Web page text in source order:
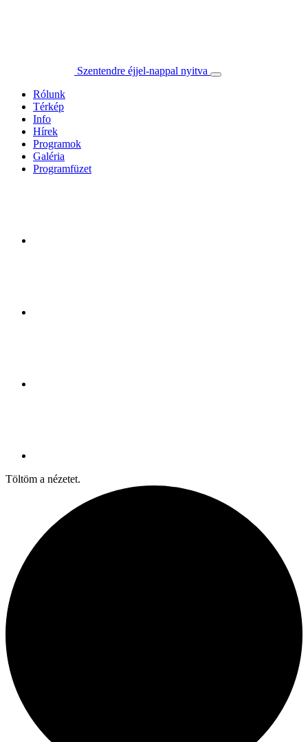
Szentendre éjjel-nappal nyitva
Rólunk
Térkép
Info
Hírek
Programok
Galéria
Programfüzet
Töltöm a nézetet.